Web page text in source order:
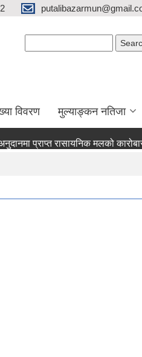
विवरण मुल्याङ्कन नतिजा
प्राप्त रासायनिक मलको